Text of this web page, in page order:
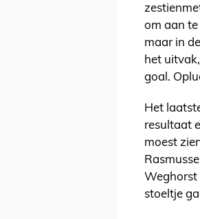
om aan
maar in
het
goal.
Het
resultaat
moest
Weghorst
stoeltje